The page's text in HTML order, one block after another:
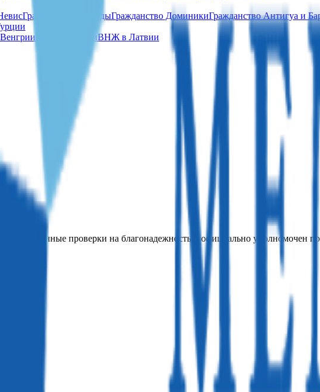
Гражданство ГренадыГражданство ДоминикиГражданство Антигуа и
ВНЖ в ИталииВНЖ в Латвии
проверки на благонадежность и официально уполномочен